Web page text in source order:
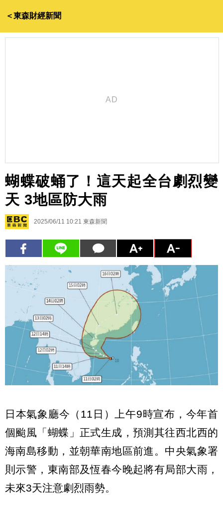
＜東森財經新聞
蝴蝶破蛹了！這天起全台劇烈變
天 3地區防大雨
2025/06/11 10:21 東森新聞
日本氣象廳今（11日）上午9時宣布，今年首
個颱風「蝴蝶」正式生成，預測其往西北西的
海南島移動，並朝華南地區前進。中央氣象署
則示警，東南部及恆春今晚起將有局部大雨，
未來3天注意劇烈雨勢。